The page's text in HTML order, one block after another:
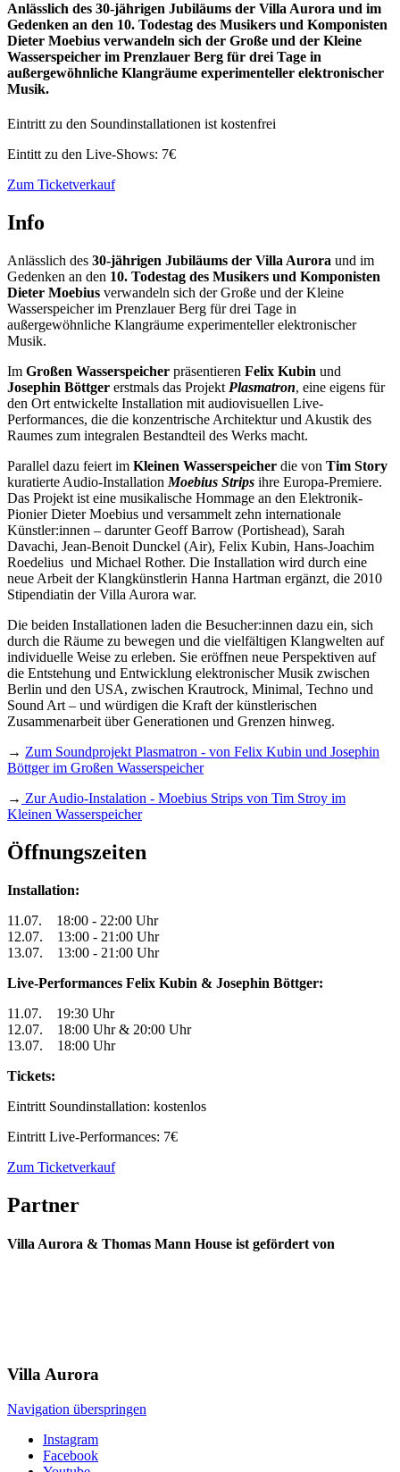
Anlässlich des 30-jährigen Jubiläums der Villa Aurora und im
Gedenken an den 10. Todestag des Musikers und Komponisten
Dieter Moebius verwandeln sich der Große und der Kleine
Wasserspeicher im Prenzlauer Berg für drei Tage in
außergewöhnliche Klangräume experimenteller elektronischer
Musik.
Eintritt zu den Soundinstallationen ist kostenfrei
Eintitt zu den Live-Shows: 7€
Zum Ticketverkauf
Info
Anlässlich des 30-jährigen Jubiläums der Villa Aurora und im
Gedenken an den 10. Todestag des Musikers und Komponisten
Dieter Moebius verwandeln sich der Große und der Kleine
Wasserspeicher im Prenzlauer Berg für drei Tage in
außergewöhnliche Klangräume experimenteller elektronischer
Musik.
Im Großen Wasserspeicher präsentieren Felix Kubin und
Josephin Böttger erstmals das Projekt Plasmatron, eine eigens für
den Ort entwickelte Installation mit audiovisuellen Live-
Performances, die die konzentrische Architektur und Akustik des
Raumes zum integralen Bestandteil des Werks macht.
Parallel dazu feiert im Kleinen Wasserspeicher die von Tim Story
kuratierte Audio-Installation Moebius Strips ihre Europa-Premiere.
Das Projekt ist eine musikalische Hommage an den Elektronik-
Pionier Dieter Moebius und versammelt zehn internationale
Künstler:innen – darunter Geoff Barrow (Portishead), Sarah
Davachi, Jean-Benoit Dunckel (Air), Felix Kubin, Hans-Joachim
Roedelius und Michael Rother. Die Installation wird durch eine
neue Arbeit der Klangkünstlerin Hanna Hartman ergänzt, die 2010
Stipendiatin der Villa Aurora war.
Die beiden Installationen laden die Besucher:innen dazu ein, sich
durch die Räume zu bewegen und die vielfältigen Klangwelten auf
individuelle Weise zu erleben. Sie eröffnen neue Perspektiven auf
die Entstehung und Entwicklung elektronischer Musik zwischen
Berlin und den USA, zwischen Krautrock, Minimal, Techno und
Sound Art – und würdigen die Kraft der künstlerischen
Zusammenarbeit über Generationen und Grenzen hinweg.
→ Zum Soundprojekt Plasmatron - von Felix Kubin und Josephin
Böttger im Großen Wasserspeicher
→ Zur Audio-Instalation - Moebius Strips von Tim Stroy im
Kleinen Wasserspeicher
Öffnungszeiten
Installation:
11.07. 18:00 - 22:00 Uhr
12.07. 13:00 - 21:00 Uhr
13.07. 13:00 - 21:00 Uhr
Live-Performances Felix Kubin & Josephin Böttger:
11.07. 19:30 Uhr
12.07. 18:00 Uhr & 20:00 Uhr
13.07. 18:00 Uhr
Tickets:
Eintritt Soundinstallation: kostenlos
Eintritt Live-Performances: 7€
Zum Ticketverkauf
Partner
Villa Aurora & Thomas Mann House ist gefördert von
Villa Aurora
Navigation überspringen
Instagram
Facebook